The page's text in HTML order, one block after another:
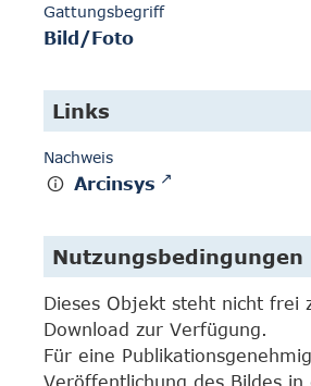
Gattungsbegriff
Bild/Foto
Links
Nachweis
Arcinsys
Nutzungsbedingungen
Dieses Objekt steht nicht frei
Download zur Verfügung.
Für eine
Veröffentlichung des Bildes in